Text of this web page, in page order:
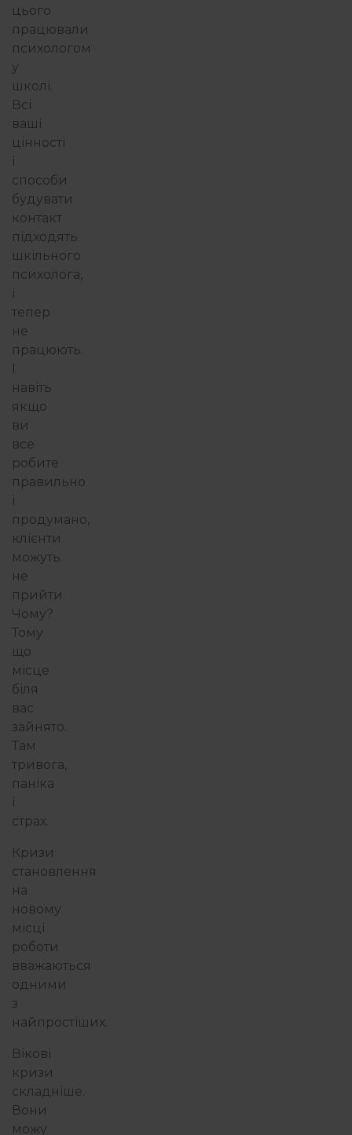
цього
працювали
психологом
у
школі.
Всі
ваші
цінності
і
способи
будувати
контакт
підходять
шкільного
психолога,
і
тепер
не
працюють.
І
навіть
якщо
ви
все
робите
правильно
і
продумано,
клієнти
можуть
не
прийти.
Чому?
Тому
що
місце
біля
вас
зайнято.
Там
тривога,
паніка
і
страх.
Кризи
становлення
на
новому
місці
роботи
вважаються
одними
з
найпростіших.
Вікові
кризи
складніше.
Вони
можу